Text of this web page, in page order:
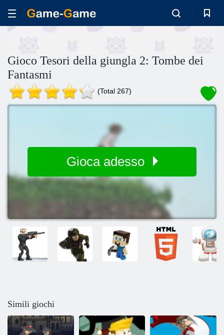
Gioco Tesori della giungla 2: Tombe dei
Fantasmi
(Total 267)
Gioca adesso
Simili giochi